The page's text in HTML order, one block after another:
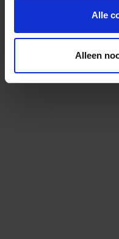
Alle
Alleen